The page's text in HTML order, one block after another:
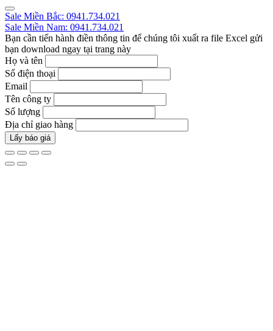
Sale Miền Bắc: 0941.734.021
Sale Miền Nam: 0941.734.021
Bạn cần tiến hành điền thông tin để chúng tôi xuất ra file Excel gửi
bạn download ngay tại trang này
Họ và tên
Số điện thoại
Email
Tên công ty
Số lượng
Địa chỉ giao hàng